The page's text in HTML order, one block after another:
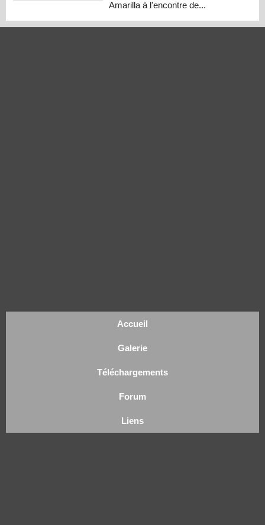
Amarilla à l'encontre de...
Accueil
Galerie
Téléchargements
Forum
Liens